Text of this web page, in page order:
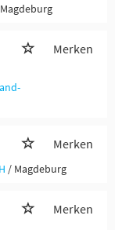
Merken
Merken
/ Magdeburg
Merken